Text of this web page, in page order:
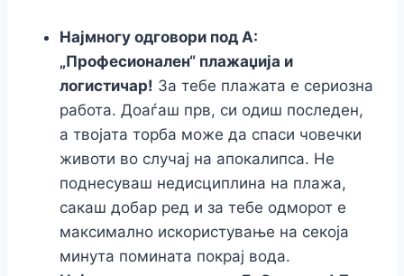
Најмногу одговори под А:
„Професионален“ плажаџија и
логистичар! За тебе плажата е сериозна
работа. Доаѓаш прв, си одиш последен,
а твојата торба може да спаси човечки
животи во случај на апокалипса. Не
поднесуваш недисциплина на плажа,
сакаш добар ред и за тебе одморот е
максимално искористување на секоја
минута помината покрај вода.